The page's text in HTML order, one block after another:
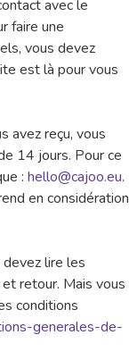
avec le
faire une
vous devez
est là pour vous
avez reçu, vous
14 jours. Pour ce
: hello@cajoo.eu.
en considération
lire les
retour. Mais vous
conditions
generales-de-